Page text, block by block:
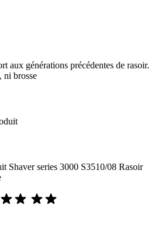
aux générations précédentes de rasoir.
ni brosse
Shaver series 3000 S3510/08 Rasoir